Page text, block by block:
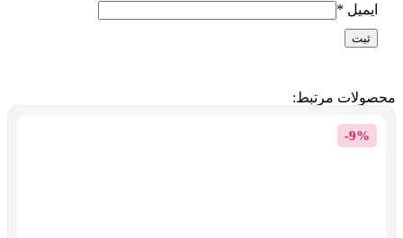
ایمیل *
محصولات مرتبط:
-9%